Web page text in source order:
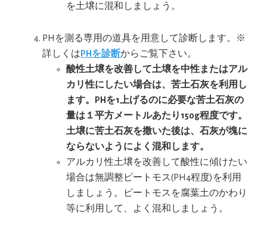
を土壌に混和しましょう。
PHを測る専用の道具を用意して診断します。※
詳しくは PHを診断からご覧下さい。
酸性土壌を改善して土壌を中性またはアル
カリ性にしたい場合は、苦土石灰を利用し
ます。PHを1上げるのに必要な苦土石灰の
量は１平方メートルあたり150g程度です。
土壌に苦土石灰を撒いた後は、石灰が塊に
ならないようによく混和します。
アルカリ性土壌を改善して酸性に傾けたい
場合は無調整ピートモス(PH4程度)を利用
しましょう。ピートモスを腐葉土のかわり
等に利用して、よく混和しましょう。